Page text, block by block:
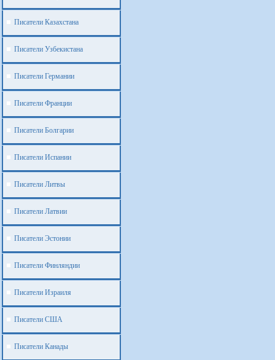
Писатели Казахстана
Писатели Узбекистана
Писатели Германии
Писатели Франции
Писатели Болгарии
Писатели Испании
Писатели Литвы
Писатели Латвии
Писатели Эстонии
Писатели Финляндии
Писатели Израиля
Писатели США
Писатели Канады